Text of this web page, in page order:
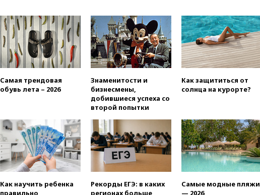
бесплатно
10:41
Бывшая глава брокера
Mind Money Юлия Хандошко
признала свою вину
10:41
Пашинян: Армения
одновременного членства в
ЕС и ЕАЭС
20 сотрудников пунктов
обмена криптовалюты в
«Москве-Сити»
10:13
Минтранс предлагает
тратить средства дорожных
фондов на защиту трасс от
Самая трендовая
обувь лета – 2026
Знаменитости и
бизнесмены,
добившиеся успеха со
второй попытки
Как защититься от
солнца на курорте?
Как научить ребенка
правильно
Рекорды ЕГЭ: в каких
регионах больше
Самые модные пляжи
— 2026